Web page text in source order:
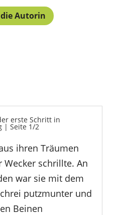
Autorin
erste Schritt in
| Seite 1/2
ihren Träumen
Wecker schrillte. An
war sie mit dem
putzmunter und
Beinen